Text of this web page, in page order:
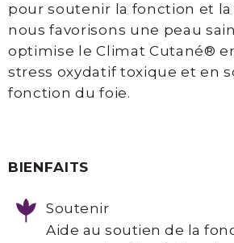
pour soutenir la fonction et la
nous favorisons une peau
optimise le Climat Cutané®
stress oxydatif toxique et en
fonction du foie.
BIENFAITS
Soutenir
Aide au soutien de la
Soins
visage
Soin
Biocompatible
Thesera
Consultation
prise